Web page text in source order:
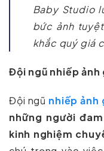
Baby Studio
bức ảnh
khắc quý giá
Đội ngũ nhiếp
Đội ngũ nhiếp ảnh
những người
kinh nghiệm